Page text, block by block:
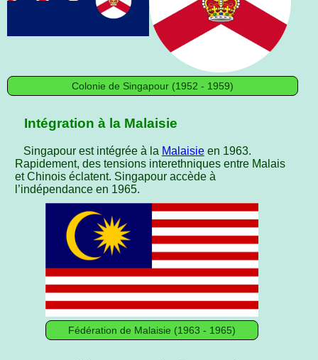
Colonie de Singapour (1952 - 1959)
Intégration à la Malaisie
Singapour est intégrée à la Malaisieen 1963.
Rapidement, des tensions interethniques entre Malais
et Chinois éclatent. Singapour accède à
l’indépendance en 1965.
Fédération de Malaisie (1963 - 1965)